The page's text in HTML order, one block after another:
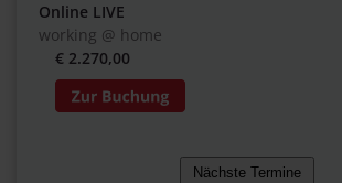
Online LIVE
working @ home
€ 2.270,00